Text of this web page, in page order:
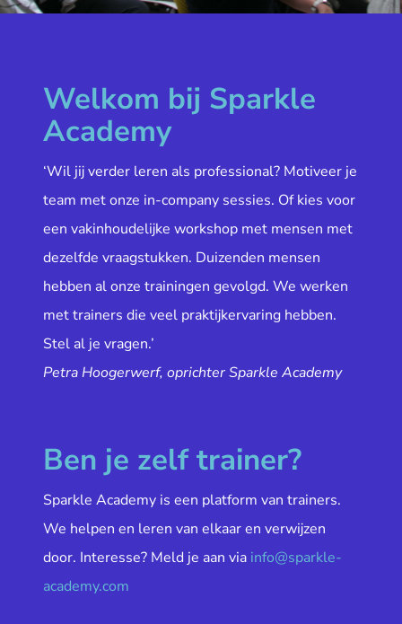
Welkom bij Sparkle
Academy
‘Wil jij verder leren als professional? Motiveer je
team met onze in-company sessies. Of kies voor
een vakinhoudelijke workshop met mensen met
dezelfde vraagstukken. Duizenden mensen
hebben al onze trainingen gevolgd. We werken
met trainers die veel praktijkervaring hebben.
Stel al je vragen.’
Petra Hoogerwerf, oprichter Sparkle Academy
Ben je zelf trainer?
Sparkle Academy is een platform van trainers.
We helpen en leren van elkaar en verwijzen
door. Interesse? Meld je aan via info@sparkle-
academy.com